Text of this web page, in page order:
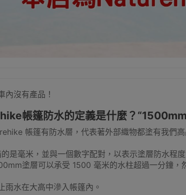
內沒有產品！
帳篷防水的定義是什麼？
帳篷有防水層，代表著外部織物都塗有我們
的是毫米，並與一個數字配對，以表示塗層防水程度
塗層可以承受 1500 毫米的水柱超過一分鐘，
雨水在大高中滲入帳篷內。